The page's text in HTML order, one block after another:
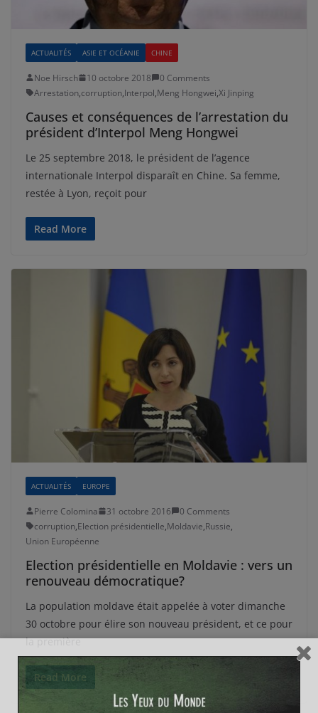
ACTUALITÉS ASIE ET OCÉANIE CHINE
Noe Hirsch 10 octobre 2018
0 Comments
Arrestation,corruption,Interpol,Meng Hongwei,Xi Jinping
Causes et conséquences de l’arrestation du
président d’Interpol Meng Hongwei
Le 25 septembre 2018, le président de l’agence
internationale Interpol disparaît en Chine. Sa femme,
restée à Lyon, reçoit pour
Read More
ACTUALITÉS EUROPE
Pierre Colomina 31 octobre 2016
0 Comments
corruption,Election présidentielle,Moldavie,Russie,
Union Européenne
Election présidentielle en Moldavie : vers un
renouveau démocratique?
La population moldave était appelée à voter dimanche
30 octobre pour élire son nouveau président, et ce pour
la première
Read More